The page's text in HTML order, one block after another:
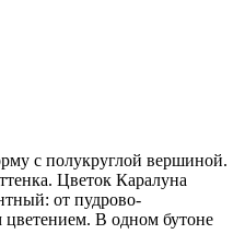
с полукруглой вершиной.
Цветок Каралуна
от пудрово-
цветением. В одном бутоне